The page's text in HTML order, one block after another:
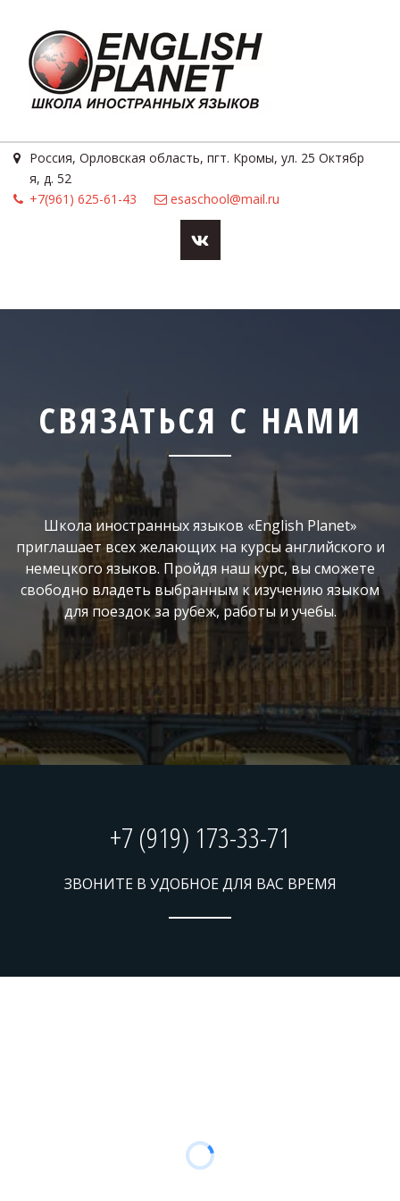
Россия, Орловская область, пгт. Кромы, ул. 25 Октябр
я, д. 52
+7(961) 625-61-43
esaschool@mail.ru
СВЯЗАТЬСЯ С НАМИ
Школа иностранных языков «English Planet»
приглашает всех желающих на курсы английского и
немецкого языков. Пройдя наш курс, вы сможете
свободно владеть выбранным к изучению языком
для поездок за рубеж, работы и учебы.
+7 (919) 173-33-71
ЗВОНИТЕ В УДОБНОЕ ДЛЯ ВАС ВРЕМЯ